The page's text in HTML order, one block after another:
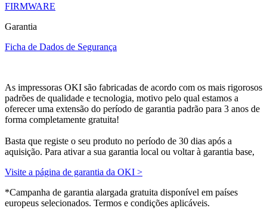
FIRMWARE
Garantia
Ficha de Dados de Segurança
As impressoras OKI são fabricadas de acordo com os mais rigorosos
padrões de qualidade e tecnologia, motivo pelo qual estamos a
oferecer uma extensão do período de garantia padrão para 3 anos de
forma completamente gratuita!
Basta que registe o seu produto no período de 30 dias após a
aquisição. Para ativar a sua garantia local ou voltar à garantia base,
Visite a página de garantia da OKI >
*Campanha de garantia alargada gratuita disponível em países
europeus selecionados. Termos e condições aplicáveis.